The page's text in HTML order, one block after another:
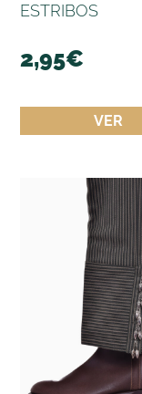
ESTRIBOS
2,95€
VER